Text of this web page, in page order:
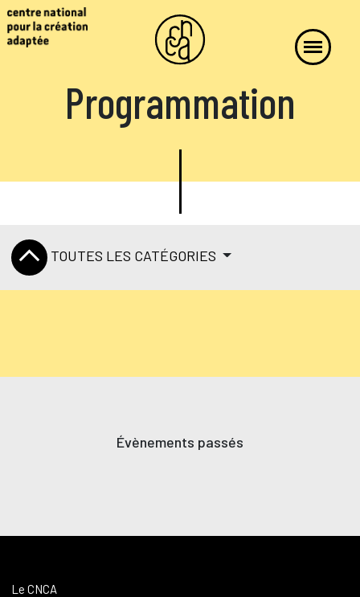
Programmation
TOUTES LES CATÉGORIES
Évènements passés
Le CNCA